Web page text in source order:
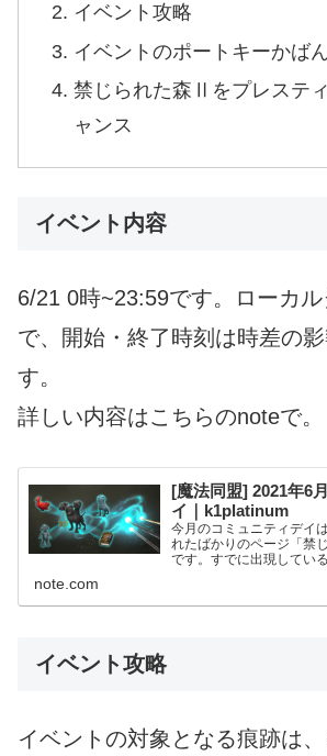
イベント攻略
イベントのポートキーかば
禁じられた森Ⅱをプレステ
ャンス
イベント内容
6/21 0時~23:59です。ローカ
で、開始・終了時刻は時差の
す。
詳しい内容はこちらのnoteで。
[魔法同盟] 2021年6
イ｜k1platinum
今月のコミュニティデイ
れたばかりのページ「禁
です。すでに出現してい
す。 1. 日時 6...
note.com
イベント攻略
イベントの対象となる痕跡は、